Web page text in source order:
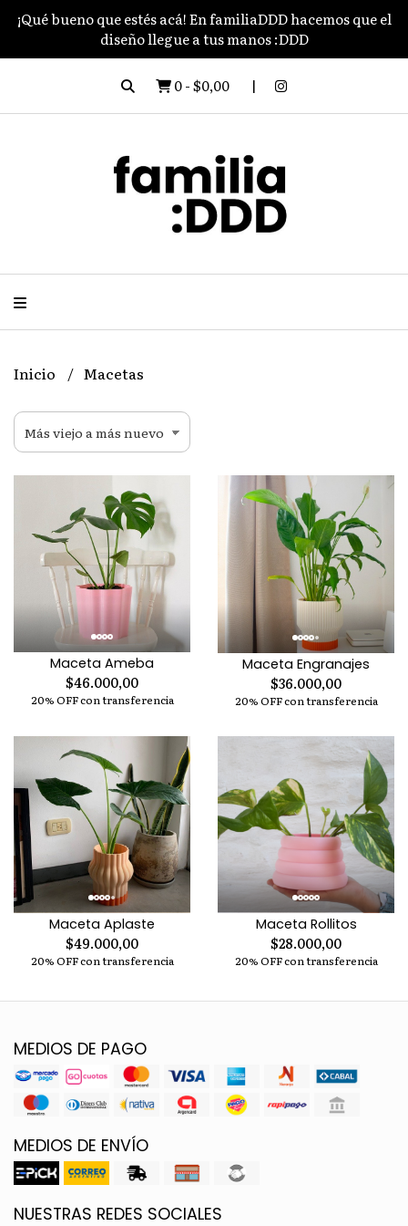
¡Qué bueno que estés acá! En familiaDDD hacemos que el
diseño llegue a tus manos :DDD
0-$0,00
Inicio Macetas
Maceta Ameba
$46.000,00
20% OFF con transferencia
Maceta Engranajes
$36.000,00
20% OFF con transferencia
Maceta Aplaste
$49.000,00
20% OFF con transferencia
Maceta Rollitos
$28.000,00
20% OFF con transferencia
MEDIOS DE PAGO
MEDIOS DE ENVÍO
NUESTRAS REDES SOCIALES